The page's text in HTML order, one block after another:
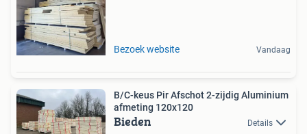
Bezoek website Vandaag
B/C-keus Pir Afschot 2-zijdig Aluminium
afmeting 120x120
Bieden Details